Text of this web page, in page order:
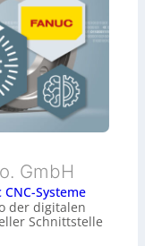
GmbH
Systeme
der digitalen
Schnittstelle